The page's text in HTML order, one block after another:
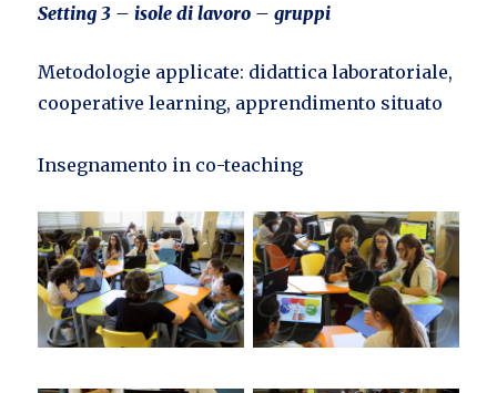
Setting 3 – isole di lavoro – gruppi
Metodologie applicate: didattica laboratoriale,
cooperative learning, apprendimento situato
Insegnamento in co-teaching